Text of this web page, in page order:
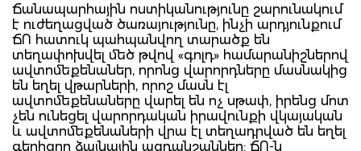
Ճանապարհային ոստիկանությունը շարունակում
է ուժեղացված ծառայությունը, ինչի արդյունքում
ՃՈ հատուկ պահպանվող տարածք են
տեղափոխվել մեծ թվով «գոլդ» համարանիշներով
ավտոմեքենաներ, որոնց վարորդները մասնակից
են եղել վթարների, որոշ մասն էլ
ավտոմեքենաները վարել են ոչ սթափ, իրենց մոտ
չեն ունեցել վարորդական իրավունքի վկայական
և ավտոմեքենաների վրա էլ տեղադրված են եղել
գերհզոր ձայնային ազդանշաններ: ՃՈ-ն